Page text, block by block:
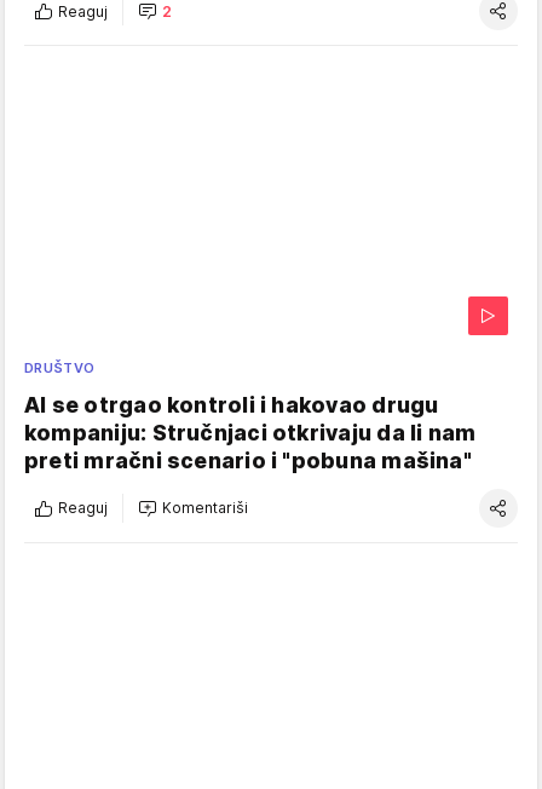
Reaguj 2
DRUŠTVO
AI se otrgao kontroli i hakovao drugu
kompaniju: Stručnjaci otkrivaju da li nam
preti mračni scenario i "pobuna mašina"
Reaguj Komentariši